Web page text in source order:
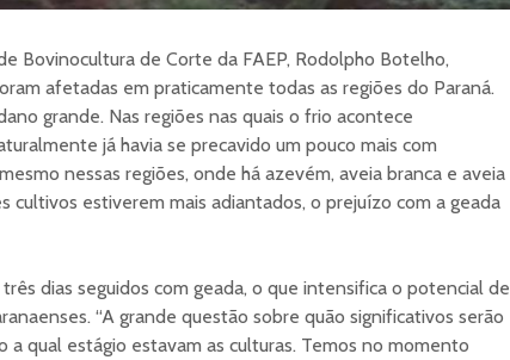
Bovinocultura de Corte da FAEP, Rodolpho Botelho,
afetadas em praticamente todas as regiões do Paraná.
grande. Nas regiões nas quais o frio acontece
já havia se precavido um pouco mais com
nessas regiões, onde há azevém, aveia branca e aveia
cultivos estiverem mais adiantados, o prejuízo com a geada
dias seguidos com geada, o que intensifica o potencial de
“A grande questão sobre quão significativos serão
a qual estágio estavam as culturas. Temos no momento